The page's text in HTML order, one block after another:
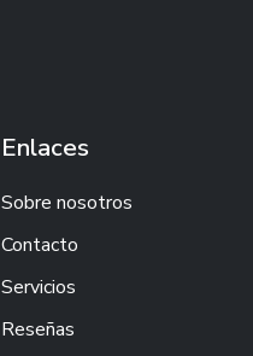
Enlaces
Sobre nosotros
Contacto
Servicios
Reseñas